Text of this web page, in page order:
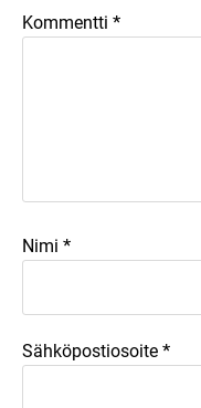
Kommentti *
Nimi *
Sähköpostiosoite *